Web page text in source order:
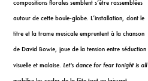
compositions florales semblent s’être rassemblées
autour de cette boule-globe.L’installation, dont le
titre et la trame musicale empruntent à la chanson
de David Bowie, joue de la tension entre séduction
visuelle et malaise. Let's dance for fear tonight is all